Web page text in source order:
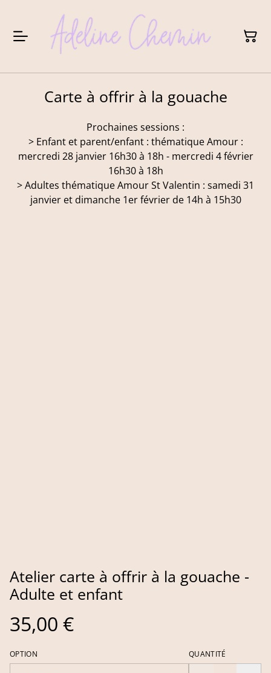
Carte à offrir à la gouache
Prochaines sessions :
> Enfant et parent/enfant : thématique Amour :
mercredi 28 janvier 16h30 à 18h - mercredi 4 février
16h30 à 18h
> Adultes thématique Amour St Valentin : samedi 31
janvier et dimanche 1er février de 14h à 15h30
Atelier carte à offrir à la gouache -
Adulte et enfant
35,00 €
OPTION QUANTITÉ